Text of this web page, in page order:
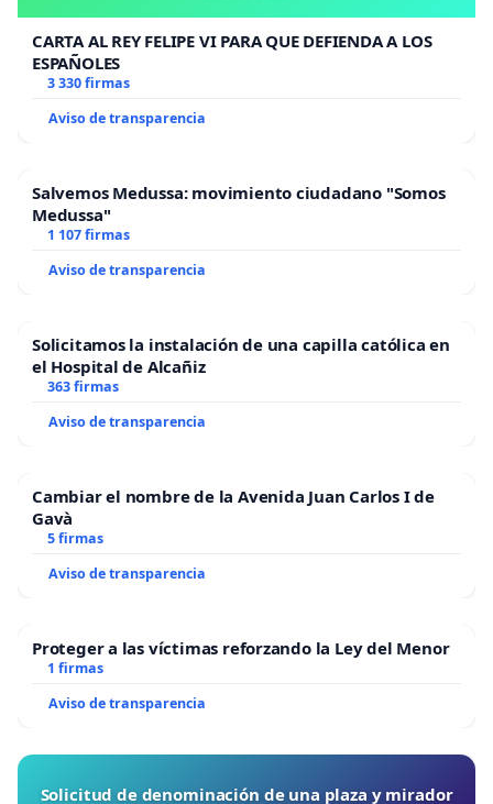
CARTA AL REY FELIPE VI PARA QUE DEFIENDA A LOS
ESPAÑOLES
3 330 firmas
Aviso de transparencia
Salvemos Medussa: movimiento ciudadano "Somos
Medussa"
1 107 firmas
Aviso de transparencia
Solicitamos la instalación de una capilla católica en
el Hospital de Alcañiz
363 firmas
Aviso de transparencia
Cambiar el nombre de la Avenida Juan Carlos I de
Gavà
5 firmas
Aviso de transparencia
Proteger a las víctimas reforzando la Ley del Menor
1 firmas
Aviso de transparencia
Solicitud de denominación de una plaza y mirador